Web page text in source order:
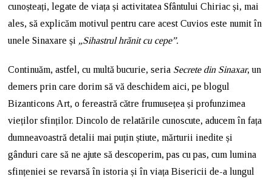
cunoșteați, legate de viața și activitatea Sfântului Chiriac și, mai
ales, să explicăm motivul pentru care acest Cuvios este numit în
unele Sinaxare și „Sihastrul hrănit cu cepe”.
Continuăm, astfel, cu multă bucurie, seria Secrete din Sinaxar, un
demers prin care dorim să vă deschidem aici, pe blogul
Bizanticons Art, o fereastră către frumusețea și profunzimea
vieților sfinților. Dincolo de relatările cunoscute, aducem în fața
dumneavoastră detalii mai puțin știute, mărturii inedite și
gânduri care să ne ajute să descoperim, pas cu pas, cum lumina
sfințeniei se revarsă în istoria și în viața Bisericii de-a lungul